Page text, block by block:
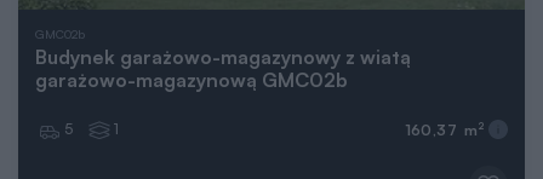
GMC02b
Budynek garażowo-magazynowy z wiatą
garażowo-magazynową GMC02b
5 1 160,37 m 2